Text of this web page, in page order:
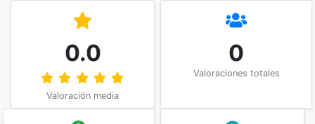
0.0
Valoración media
0
Valoraciones totales